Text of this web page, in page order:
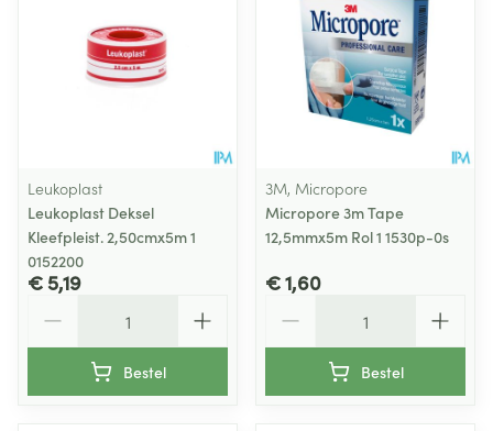
Leukoplast
Leukoplast Deksel
Kleefpleist. 2,50cmx5m 1
0152200
€ 5,19
Bestel
3M, Micropore
Micropore 3m Tape
12,5mmx5m Rol 1 1530p-0s
€ 1,60
Bestel